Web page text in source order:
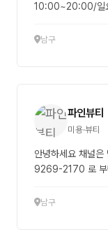
10:00~20:00/일
남구
파인뷰티
미용·뷰티
안녕하세요 채널은
9269-2170 로 부
남구